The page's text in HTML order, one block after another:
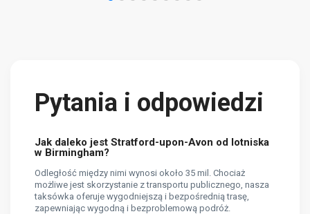
Pytania i odpowiedzi
Jak daleko jest Stratford-upon-Avon od lotniska
w Birmingham?
Odległość między nimi wynosi około 35 mil. Chociaż
możliwe jest skorzystanie z transportu publicznego, nasza
taksówka oferuje wygodniejszą i bezpośrednią trasę,
zapewniając wygodną i bezproblemową podróż.